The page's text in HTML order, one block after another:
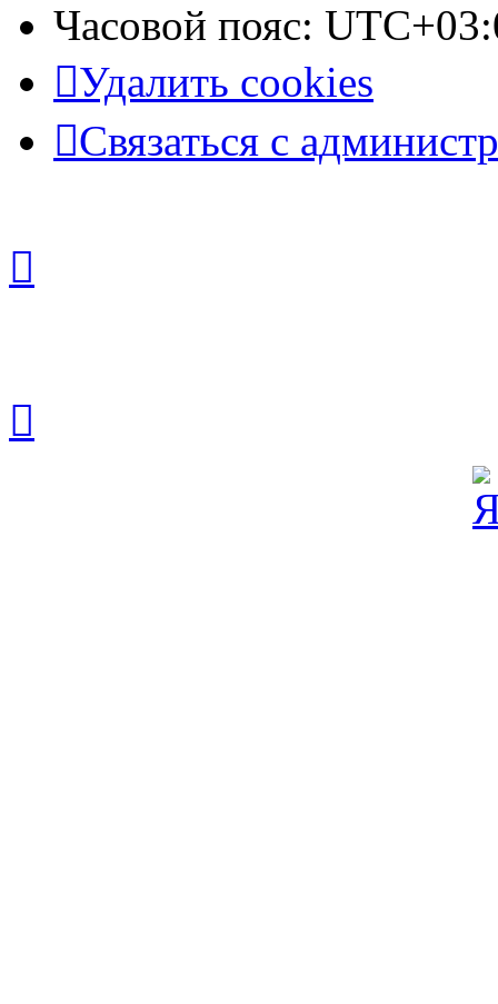
Часовой пояс:
Удалить cookies
Связаться с